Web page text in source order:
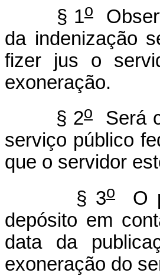
§ 1o
da indenização
fizer jus o
exoneração.
§ 2o
Será
serviço público
que o servidor
§ 3o
O
depósito em
data da
exoneração do